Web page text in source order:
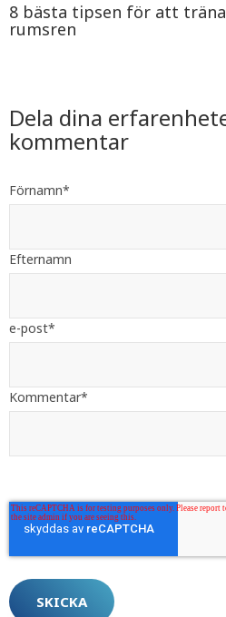
8 bästa tipsen för att
rumsren
Dela dina
kommentar
Förnamn*
Efternamn
e-post*
Kommentar*